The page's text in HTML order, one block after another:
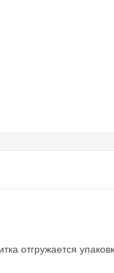
отгружается